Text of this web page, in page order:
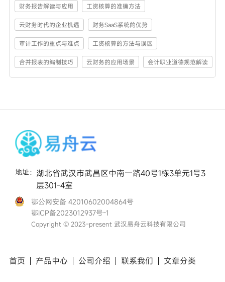
财务报告解读与应用 工资核算的准确方法
云财务时代的企业机遇 财务SaaS系统的优势
审计工作的重点与难点 工资核算的方法与误区
合并报表的编制技巧 云财务的应用场景 会计职业道德规范解读
地址： 湖北省武汉市武昌区中南一路40号1栋3单元1号3
层301-4室
鄂公网安备 42010602004864号
鄂ICP备2023012937号-1
Copyright © 2023-present 武汉易舟云科技有限公司
首页 产品中心 公司介绍 联系我们 文章分类